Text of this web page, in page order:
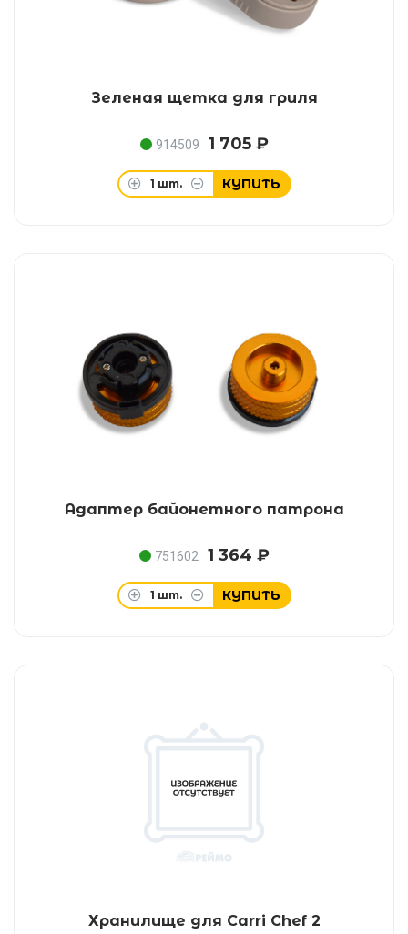
Зеленая щетка для гриля
914509 1 705 ₽
1 шт. КУПИТЬ
Адаптер байонетного патрона
751602 1 364 ₽
1 шт. КУПИТЬ
Хранилище для Carri Chef 2